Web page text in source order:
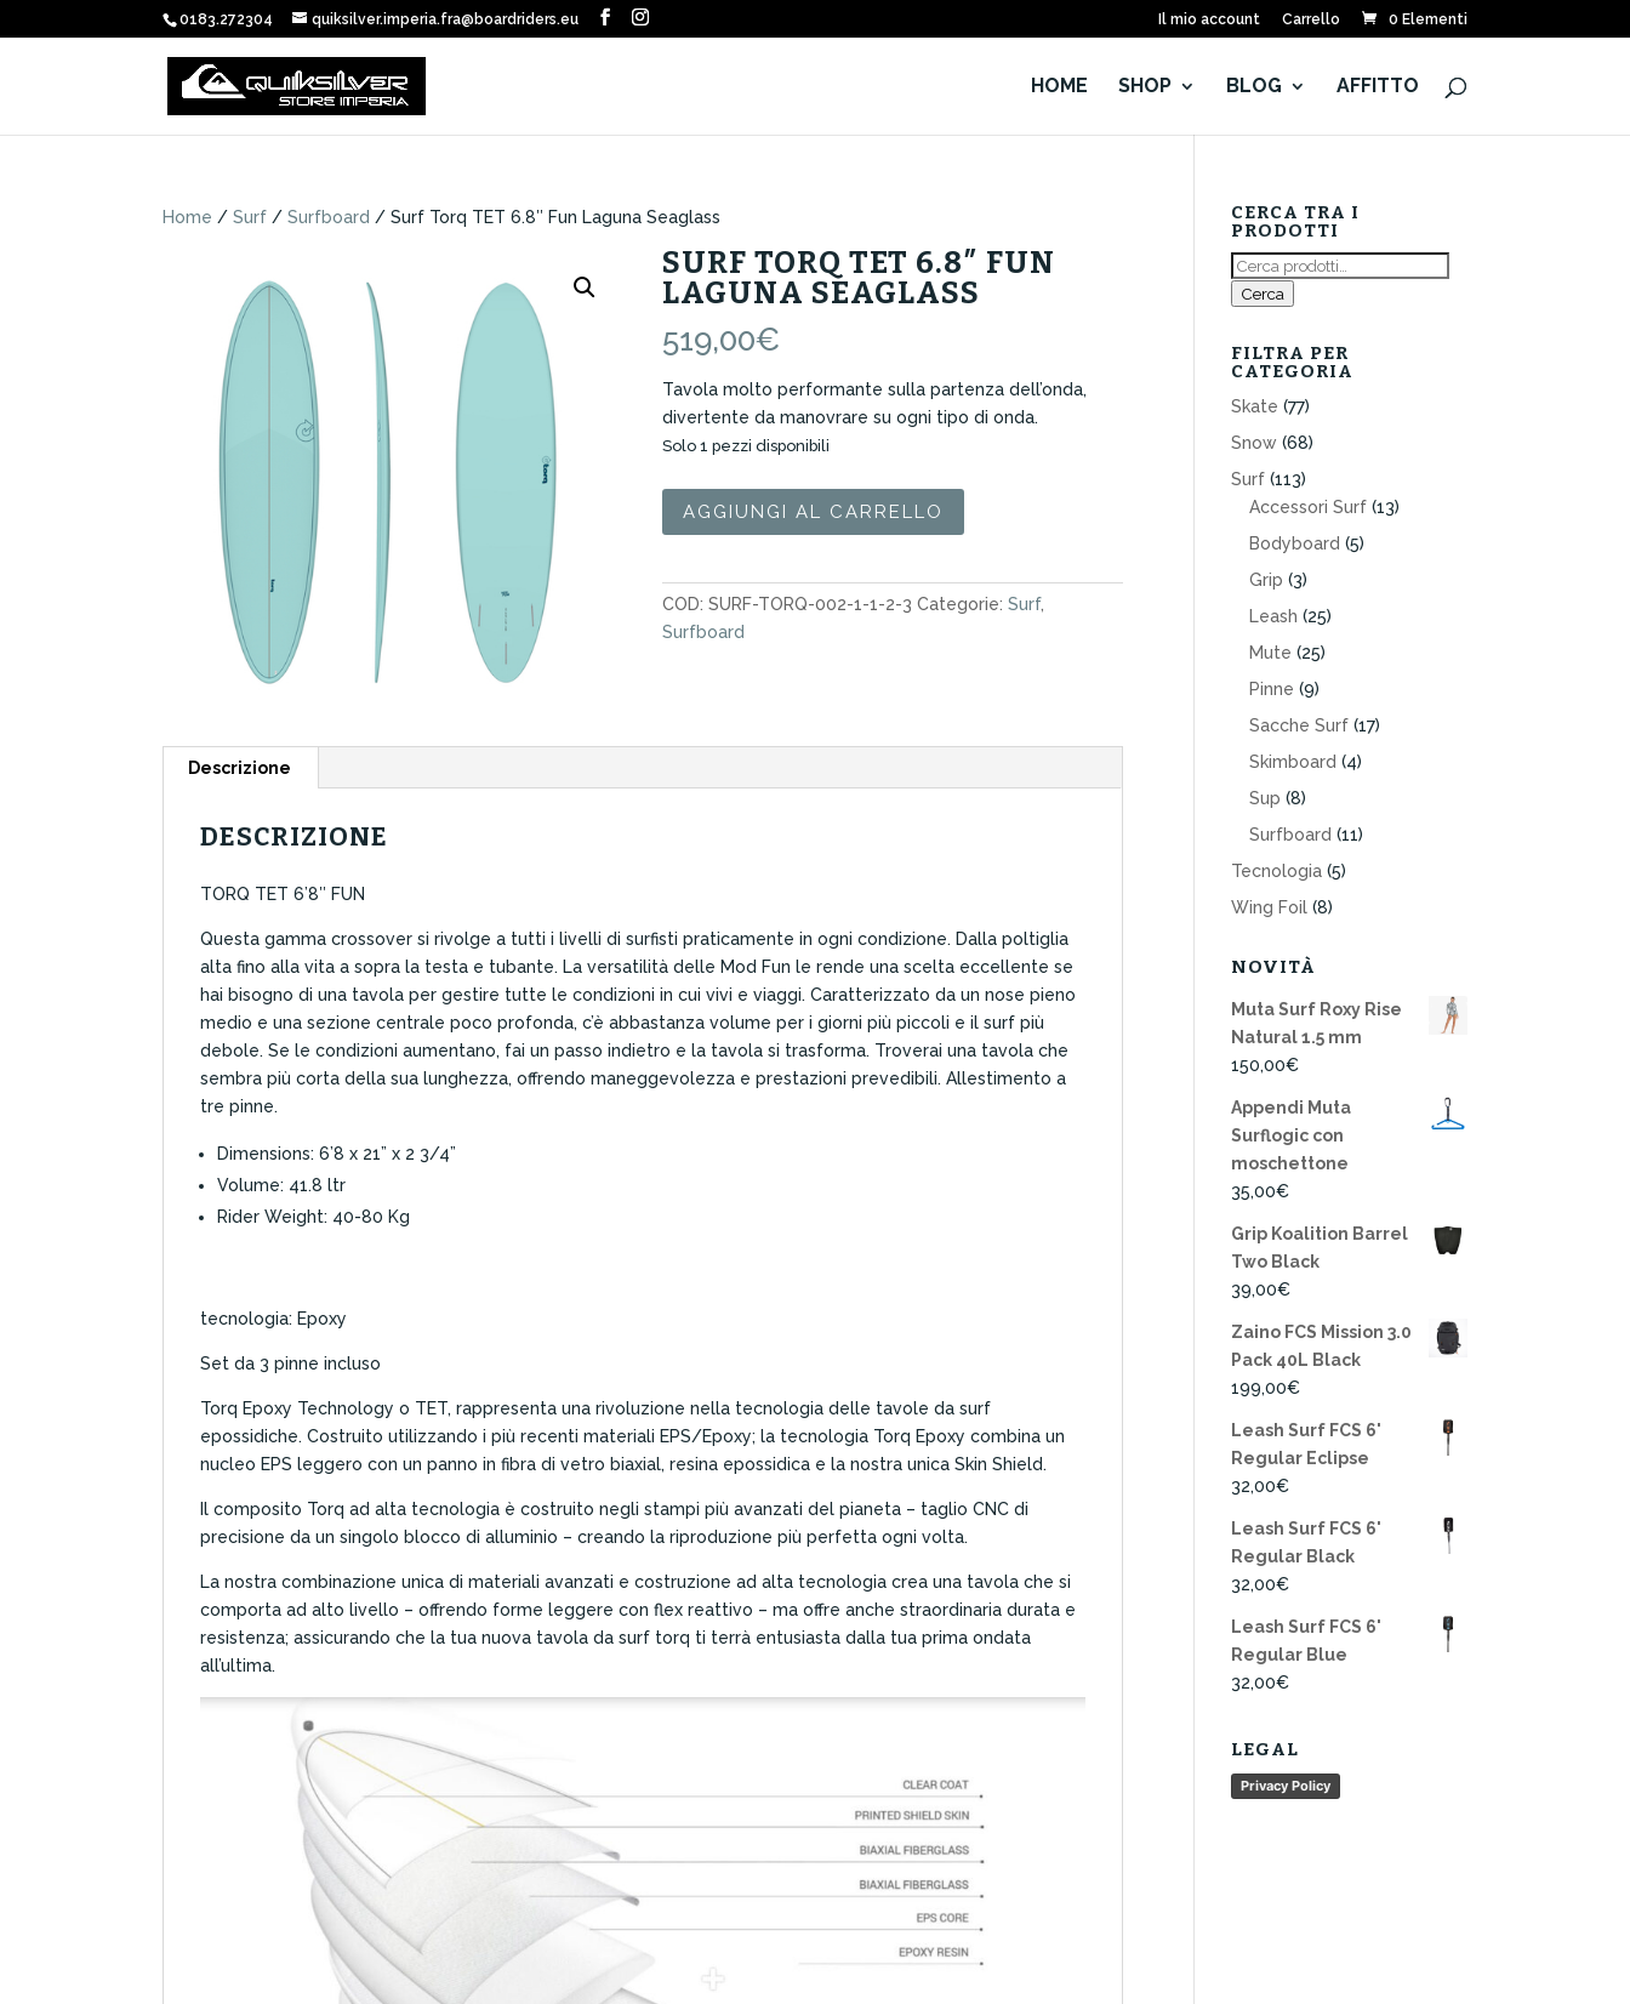
0183.272304 quiksilver.imperia.fra@boardriders.eu Il mio account Carrello 0 Elementi
HOME SHOP BLOG AFFITTO
Home /Surf /Surfboard / Surf Torq TET 6.8″ Fun Laguna Seaglass
SURF TORQ TET 6.8″ FUN
LAGUNA SEAGLASS
519,00€
Tavola molto performante sulla partenza dell’onda,
divertente da manovrare su ogni tipo di onda.
Solo 1 pezzi disponibili
Surf
Torq
6.8"
Fun
Laguna
AGGIUNGI AL CARRELLO
COD:SURF-TORQ-002-1-1-2-3 Categorie:Surf,
Surfboard
Descrizione
DESCRIZIONE
TORQ TET 6’8″ FUN
Questa gamma crossover si rivolge a tutti i livelli di surfisti praticamente in ogni condizione. Dalla poltiglia
alta fino alla vita a sopra la testa e tubante. La versatilità delle Mod Fun le rende una scelta eccellente se
hai bisogno di una tavola per gestire tutte le condizioni in cui vivi e viaggi. Caratterizzato da un nose pieno
medio e una sezione centrale poco profonda, c’è abbastanza volume per i giorni più piccoli e il surf più
debole. Se le condizioni aumentano, fai un passo indietro e la tavola si trasforma. Troverai una tavola che
sembra più corta della sua lunghezza, offrendo maneggevolezza e prestazioni prevedibili. Allestimento a
tre pinne.
Dimensions: 6’8 x 21” x 2 3/4”
Volume: 41.8 ltr
Rider Weight: 40-80 Kg
tecnologia: Epoxy
Set da 3 pinne incluso
Torq Epoxy Technology o TET, rappresenta una rivoluzione nella tecnologia delle tavole da surf
epossidiche. Costruito utilizzando i più recenti materiali EPS/Epoxy; la tecnologia Torq Epoxy combina un
nucleo EPS leggero con un panno in fibra di vetro biaxial, resina epossidica e la nostra unica Skin Shield.
Il composito Torq ad alta tecnologia è costruito negli stampi più avanzati del pianeta – taglio CNC di
precisione da un singolo blocco di alluminio – creando la riproduzione più perfetta ogni volta.
La nostra combinazione unica di materiali avanzati e costruzione ad alta tecnologia crea una tavola che si
comporta ad alto livello – offrendo forme leggere con flex reattivo – ma offre anche straordinaria durata e
resistenza; assicurando che la tua nuova tavola da surf torq ti terrà entusiasta dalla tua prima ondata
all’ultima.
CERCA TRA I
PRODOTTI
Cerca:
Cerca
FILTRA PER
CATEGORIA
Skate (77)
Snow (68)
Surf (113)
Accessori Surf (13)
Bodyboard (5)
Grip (3)
Leash (25)
Mute (25)
Pinne (9)
Sacche Surf (17)
Skimboard (4)
Sup (8)
Surfboard (11)
Tecnologia (5)
Wing Foil (8)
NOVITÀ
Muta Surf Roxy Rise
Natural 1.5 mm
150,00€
Appendi Muta
Surflogic con
moschettone
35,00€
Grip Koalition Barrel
Two Black
39,00€
Zaino FCS Mission 3.0
Pack 40L Black
199,00€
Leash Surf FCS 6'
Regular Eclipse
32,00€
Leash Surf FCS 6'
Regular Black
32,00€
Leash Surf FCS 6'
Regular Blue
32,00€
LEGAL
Privacy Policy